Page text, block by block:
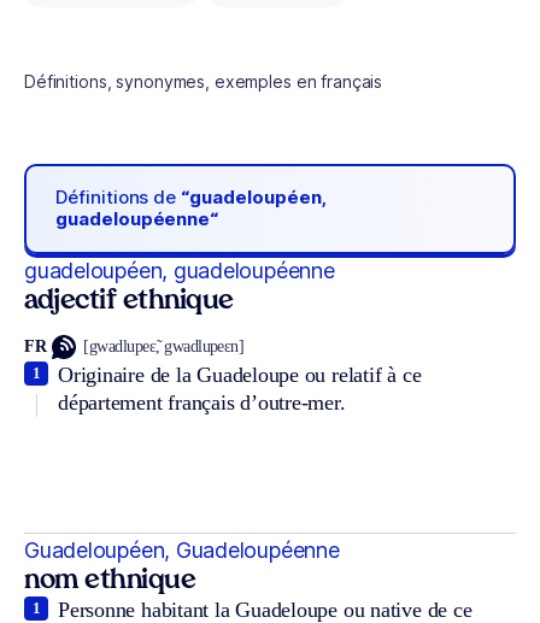
Définitions, synonymes, exemples en français
Définitions de “guadeloupéen,
guadeloupéenne“
guadeloupéen, guadeloupéenne
adjectif ethnique
FR [gwadlupeɛ̃, gwadlupeɛn]
Originaire de la Guadeloupe ou relatif à ce
département français d’outre-mer.
1
Guadeloupéen, Guadeloupéenne
nom ethnique
Personne habitant la Guadeloupe ou native de ce
1